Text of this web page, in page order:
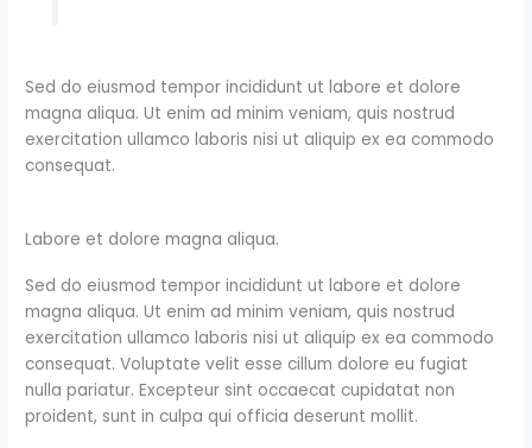
Sed do eiusmod tempor incididunt ut labore et dolore
magna aliqua. Ut enim ad minim veniam, quis nostrud
exercitation ullamco laboris nisi ut aliquip ex ea commodo
consequat.
Labore et dolore magna aliqua.
Sed do eiusmod tempor incididunt ut labore et dolore
magna aliqua. Ut enim ad minim veniam, quis nostrud
exercitation ullamco laboris nisi ut aliquip ex ea commodo
consequat. Voluptate velit esse cillum dolore eu fugiat
nulla pariatur. Excepteur sint occaecat cupidatat non
proident, sunt in culpa qui officia deserunt mollit.